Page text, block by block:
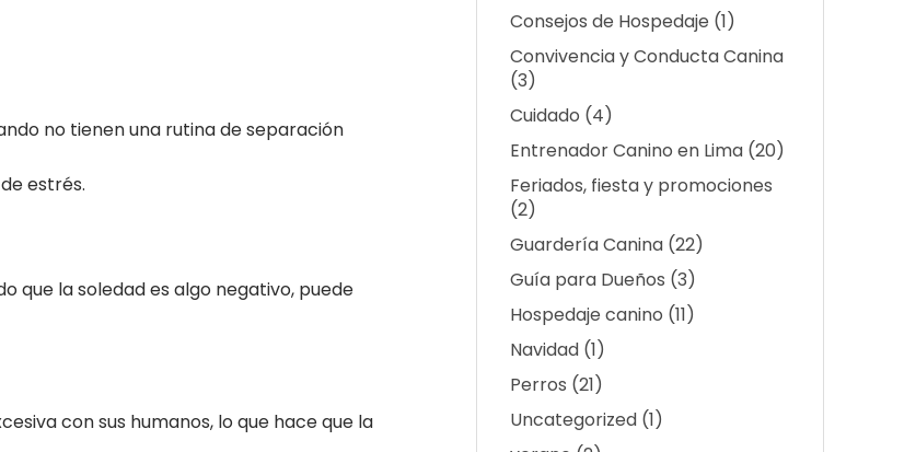
no tienen una rutina de separación
estrés.
que la soledad es algo negativo, puede
con sus humanos, lo que hace que la
Consejos de Hospedaje (1)
Convivencia y Conducta Canina
(3)
Cuidado (4)
Entrenador Canino en Lima (20)
Feriados, fiesta y promociones
(2)
Guardería Canina (22)
Guía para Dueños (3)
Hospedaje canino (11)
Navidad (1)
Perros (21)
Uncategorized (1)